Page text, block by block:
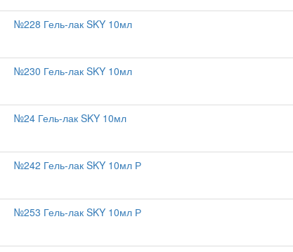
№228 Гель-лак SKY 10мл
№230 Гель-лак SKY 10мл
№24 Гель-лак SKY 10мл
№242 Гель-лак SKY 10мл Р
№253 Гель-лак SKY 10мл Р